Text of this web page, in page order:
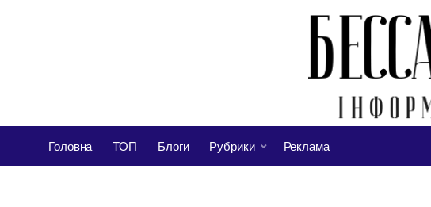
Головна ТОП Блоги Рубрики Реклама